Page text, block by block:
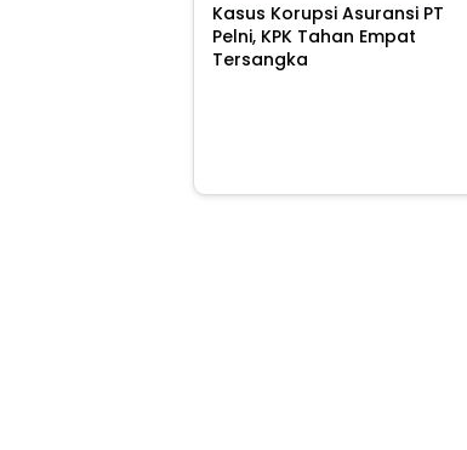
Kasus Korupsi Asuransi PT
Pelni, KPK Tahan Empat
Tersangka